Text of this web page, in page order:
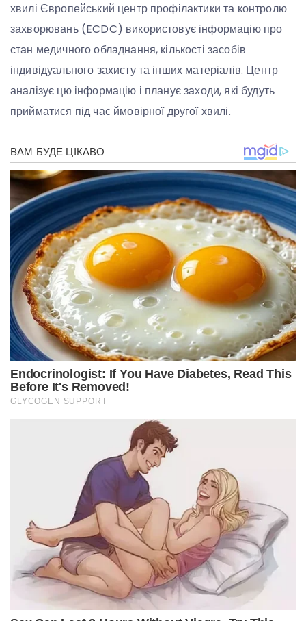
хвилі Європейський центр профілактики та контролю
захворювань (ECDC) використовує інформацію про
стан медичного обладнання, кількості засобів
індивідуального захисту та інших матеріалів. Центр
аналізує цю інформацію і планує заходи, які будуть
прийматися під час ймовірної другої хвилі.